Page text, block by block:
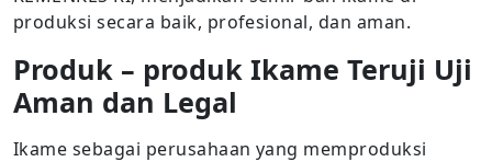
produksi secara baik, profesional, dan aman.
Produk – produk Ikame Teruji Uji
Aman dan Legal
Ikame sebagai perusahaan yang memproduksi